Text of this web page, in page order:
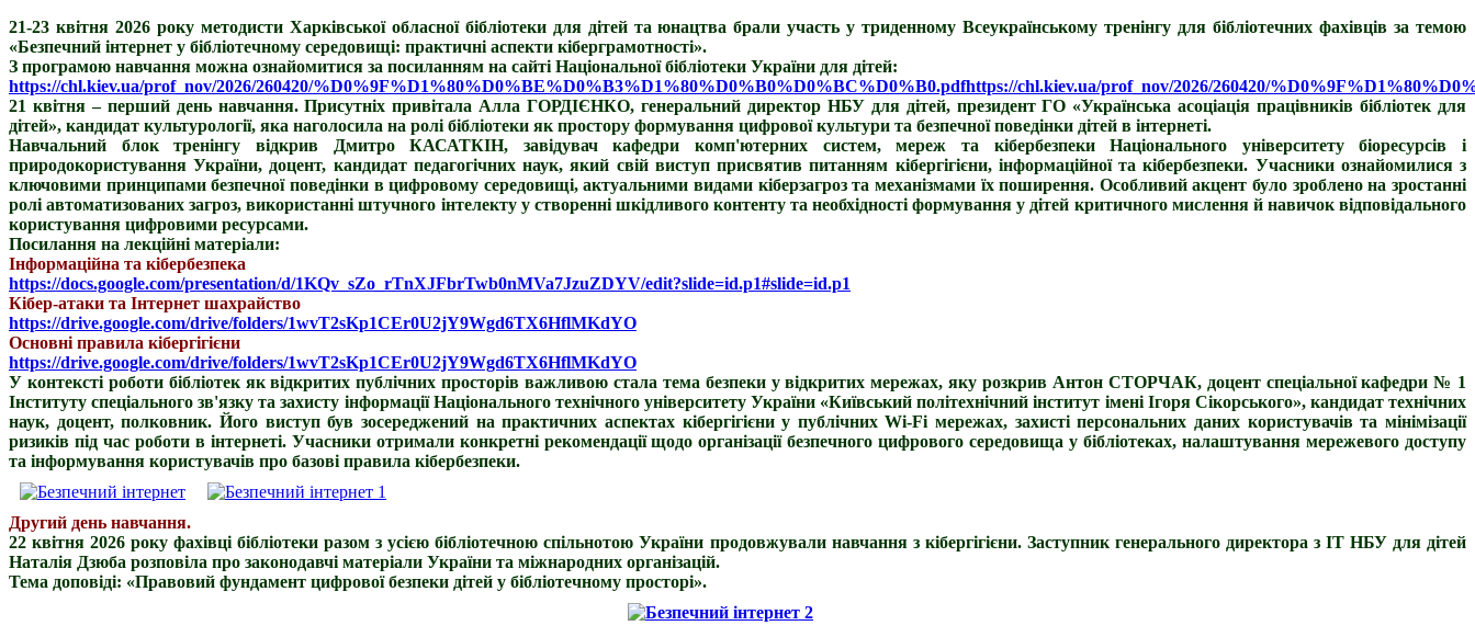
21-23 квітня 2026 року методисти Харківської обласної бібліотеки для дітей та юнацтва брали участь у триденному Всеукраїнському тренінгу для бібліотечних фахівців за темою
«Безпечний інтернет у бібліотечному середовищі: практичні аспекти кіберграмотності».
З програмою навчання можна ознайомитися за посиланням на сайті Національної бібліотеки України для дітей:
https://chl.kiev.ua/prof_nov/2026/260420/%D0%9F%D1%80%D0%BE%D0%B3%D1%80%D0%B0%D0%BC%D0%B0.pdfhttps://chl.kiev.ua/prof_nov/2026/260420/
21 квітня – перший день навчання. Присутніх привітала Алла ГОРДІЄНКО, генеральний директор НБУ для дітей, президент ГО «Українська асоціація працівників бібліотек для
дітей», кандидат культурології, яка наголосила на ролі бібліотеки як простору формування цифрової культури та безпечної поведінки дітей в інтернеті.
Навчальний блок тренінгу відкрив Дмитро КАСАТКІН, завідувач кафедри комп'ютерних систем, мереж та кібербезпеки Національного університету біоресурсів і
природокористування України, доцент, кандидат педагогічних наук, який свій виступ присвятив питанням кібергігієни, інформаційної та кібербезпеки. Учасники ознайомилися з
ключовими принципами безпечної поведінки в цифровому середовищі, актуальними видами кіберзагроз та механізмами їх поширення. Особливий акцент було зроблено на зростанні
ролі автоматизованих загроз, використанні штучного інтелекту у створенні шкідливого контенту та необхідності формування у дітей критичного мислення й навичок відповідального
користування цифровими ресурсами.
Посилання на лекційні матеріали:
Інформаційна та кібербезпека
https://docs.google.com/presentation/d/1KQv_sZo_rTnXJFbrTwb0nMVa7JzuZDYV/edit?slide=id.p1#slide=id.p1
Кібер-атаки та Інтернет шахрайство
https://drive.google.com/drive/folders/1wvT2sKp1CEr0U2jY9Wgd6TX6HflMKdYO
Основні правила кібергігієни
https://drive.google.com/drive/folders/1wvT2sKp1CEr0U2jY9Wgd6TX6HflMKdYO
У контексті роботи бібліотек як відкритих публічних просторів важливою стала тема безпеки у відкритих мережах, яку розкрив Антон СТОРЧАК, доцент спеціальної кафедри № 1
Інституту спеціального зв'язку та захисту інформації Національного технічного університету України «Київський політехнічний інститут імені Ігоря Сікорського», кандидат технічних
наук, доцент, полковник. Його виступ був зосереджений на практичних аспектах кібергігієни у публічних Wi-Fi мережах, захисті персональних даних користувачів та мінімізації
ризиків під час роботи в інтернеті. Учасники отримали конкретні рекомендації щодо організації безпечного цифрового середовища у бібліотеках, налаштування мережевого доступу
та інформування користувачів про базові правила кібербезпеки.
Другий день навчання.
22 квітня 2026 року фахівці бібліотеки разом з усією бібліотечною спільнотою України продовжували навчання з кібергігієни. Заступник генерального директора з ІТ НБУ для дітей
Наталія Дзюба розповіла про законодавчі матеріали України та міжнародних організацій.
Тема доповіді: «Правовий фундамент цифрової безпеки дітей у бібліотечному просторі».